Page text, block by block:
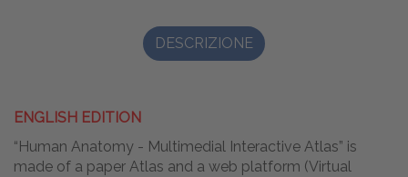
DESCRIZIONE
ENGLISH EDITION
“Human Anatomy - Multimedial Interactive Atlas” is
made of a paper Atlas and a web platform (Virtual